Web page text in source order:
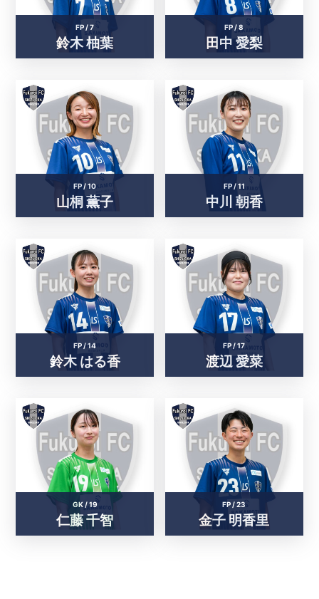
FP /7
鈴木 柚葉
FP /8
田中 愛梨
FP /10
山桐 薫子
FP /11
中川 朝香
FP /14
鈴木 はる香
FP /17
渡辺 愛菜
GK /19
仁藤 千智
FP /23
金子 明香里